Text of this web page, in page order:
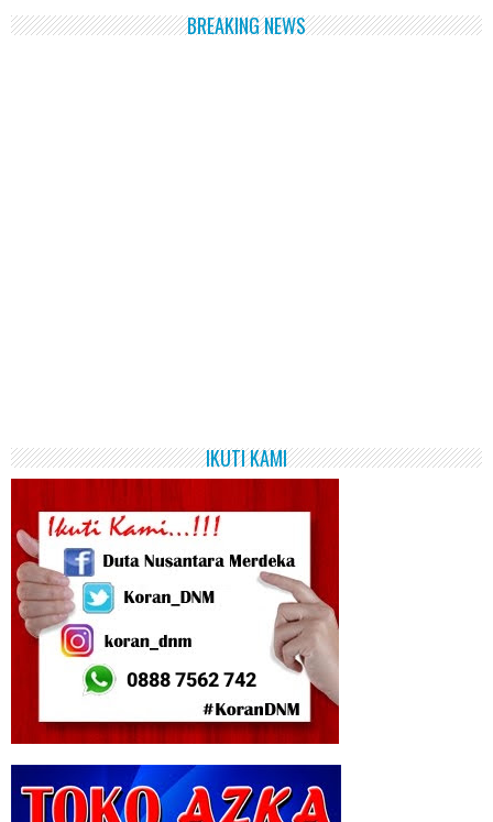
BREAKING NEWS
IKUTI KAMI